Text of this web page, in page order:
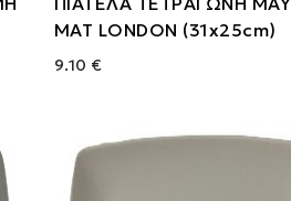
ΜΑΤ LONDON (31x25cm)
9.10 €